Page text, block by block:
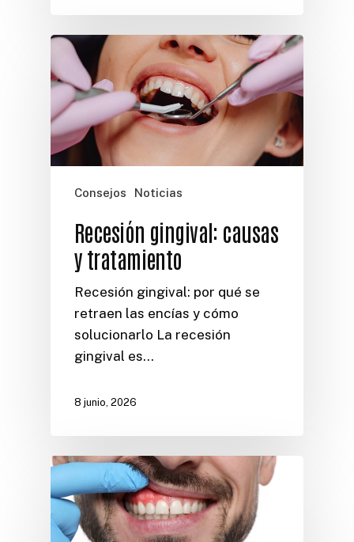
Consejos Noticias
Recesión gingival: causas
y tratamiento
Recesión gingival: por qué se
retraen las encías y cómo
solucionarlo La recesión
gingival es…
8 junio, 2026